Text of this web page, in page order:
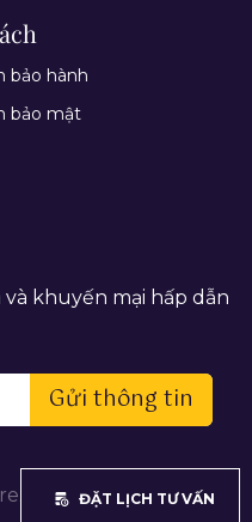
bảo hành
bảo mật
khuyến mại hấp dẫn
Gửi thông tin
All rights reserved.
ĐẶT LỊCH TƯ VẤN